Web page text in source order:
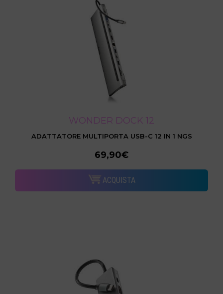
WONDER DOCK 12
ADATTATORE MULTIPORTA USB-C 12 IN 1 NGS
69,90€
ACQUISTA